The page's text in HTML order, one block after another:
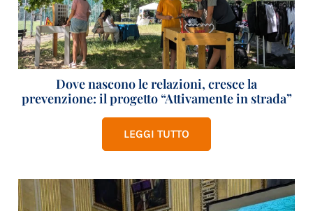
Dove nascono le relazioni, cresce la
prevenzione: il progetto “Attivamente in strada”
LEGGI TUTTO